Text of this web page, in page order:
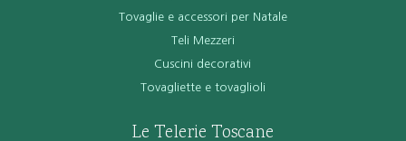
Tovaglie e accessori per Natale
Teli Mezzeri
Cuscini decorativi
Tovagliette e tovaglioli
Le Telerie Toscane